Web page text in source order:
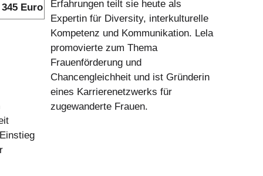
Euro
Erfahrungen teilt sie heute als
Expertin für Diversity, interkulturelle
Kompetenz und Kommunikation. Lela
promovierte zum Thema
Frauenförderung und
Chancengleichheit und ist Gründerin
eines Karrierenetzwerks für
zugewanderte Frauen.